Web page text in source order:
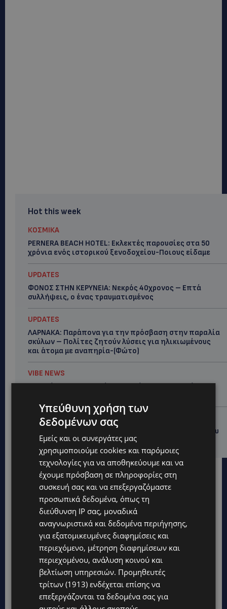
Hot this week
ΚΟΣΜΙΚΑ
PERNERA BEACH HOTEL: Εκλεκτές παρουσίες στα 50
χρόνια ενός ιστορικού ξενοδοχείου-Ποιους είδαμε
UPDATES
ΦΟΝΟΣ ΣΤΗΝ ΚΕΡΥΝΕΙΑ: Νεκρός 40χρονος – Επτά
συλλήψεις, ο ένας τραυματισμένος
UPDATES
ΛΑΡΝΑΚΑ: Παράπονα για την πρόσβαση στην παραλία
σκύλων – Πολίτες ζητούν λύσεις για ηλικιωμένους
και άτομα με αναπηρία-(Φώτο)
VIBE NEWS
Διεθνώς αναγνωρισμένα κρασιά στην κορυφαία
UPDATES
Ξεκίνησε η αντικατάσταση 100 χιλιομέτρων δικτύου
ύδρευσης στο κέντρο της Λεμεσού
Υπεύθυνη χρήση των
δεδομένων σας
Εμείς και οι συνεργάτες μας
χρησιμοποιούμε cookies και παρόμοιες
τεχνολογίες για να αποθηκεύουμε και να
έχουμε πρόσβαση σε πληροφορίες στη
συσκευή σας και να επεξεργαζόμαστε
προσωπικά δεδομένα, όπως τη
διεύθυνση IP σας, μοναδικά
αναγνωριστικά και δεδομένα περιήγησης,
για εξατομικευμένες διαφημίσεις και
περιεχόμενο, μέτρηση διαφημίσεων και
περιεχομένου, ανάλυση κοινού και
βελτίωση υπηρεσιών. Προμηθευτές
τρίτων (1913) ενδέχεται επίσης να
επεξεργάζονται τα δεδομένα σας για